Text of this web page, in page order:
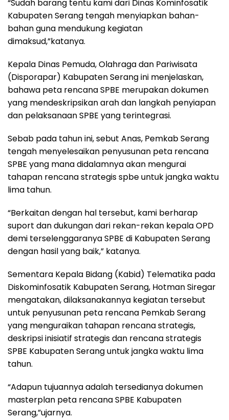
“Sudah barang tentu kami dari Dinas Kominfosatik
Kabupaten Serang tengah menyiapkan bahan-
bahan guna mendukung kegiatan
dimaksud,”katanya.
Kepala Dinas Pemuda, Olahraga dan Pariwisata
(Disporapar) Kabupaten Serang ini menjelaskan,
bahawa peta rencana SPBE merupakan dokumen
yang mendeskripsikan arah dan langkah penyiapan
dan pelaksanaan SPBE yang terintegrasi.
Sebab pada tahun ini, sebut Anas, Pemkab Serang
tengah menyelesaikan penyusunan peta rencana
SPBE yang mana didalamnya akan mengurai
tahapan rencana strategis spbe untuk jangka waktu
lima tahun.
“Berkaitan dengan hal tersebut, kami berharap
suport dan dukungan dari rekan-rekan kepala OPD
demi terselenggaranya SPBE di Kabupaten Serang
dengan hasil yang baik,” katanya.
Sementara Kepala Bidang (Kabid) Telematika pada
Diskominfosatik Kabupaten Serang, Hotman Siregar
mengatakan, dilaksanakannya kegiatan tersebut
untuk penyusunan peta rencana Pemkab Serang
yang menguraikan tahapan rencana strategis,
deskripsi inisiatif strategis dan rencana strategis
SPBE Kabupaten Serang untuk jangka waktu lima
tahun.
“Adapun tujuannya adalah tersedianya dokumen
masterplan peta rencana SPBE Kabupaten
Serang,”ujarnya.